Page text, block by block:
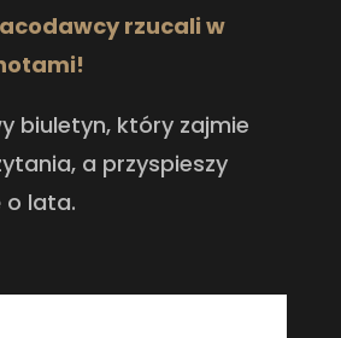
rzucali w
biuletyn, który zajmie
a przyspieszy
o lata.